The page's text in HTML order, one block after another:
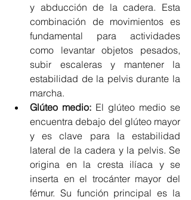
y abducción de la cadera. Esta
combinación de movimientos es
fundamental para actividades
como levantar objetos pesados,
subir escaleras y mantener la
estabilidad de la pelvis durante la
marcha.
Glúteo medio: El glúteo medio se
encuentra debajo del glúteo mayor
y es clave para la estabilidad
lateral de la cadera y la pelvis. Se
origina en la cresta ilíaca y se
inserta en el trocánter mayor del
fémur. Su función principal es la